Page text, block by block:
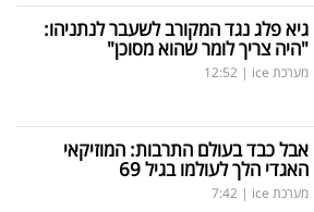
גיא פלג נגד המקורב לשעבר לנתניהו:
"היה צריך לומר שהוא מסוכן"
מערכת ice |
12:52
אבל כבד בעולם התרבות: המוזיקאי
האגדי הלך לעולמו בגיל 69
מערכת ice |
7:42